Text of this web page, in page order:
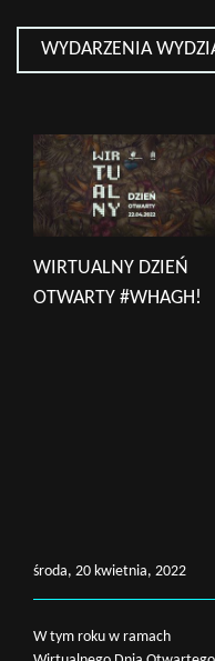
WYDARZENIA
WIRTUALNY DZIEŃ
OTWARTY #WHAGH!
środa, 20 kwietnia, 2022
W tym roku w ramach